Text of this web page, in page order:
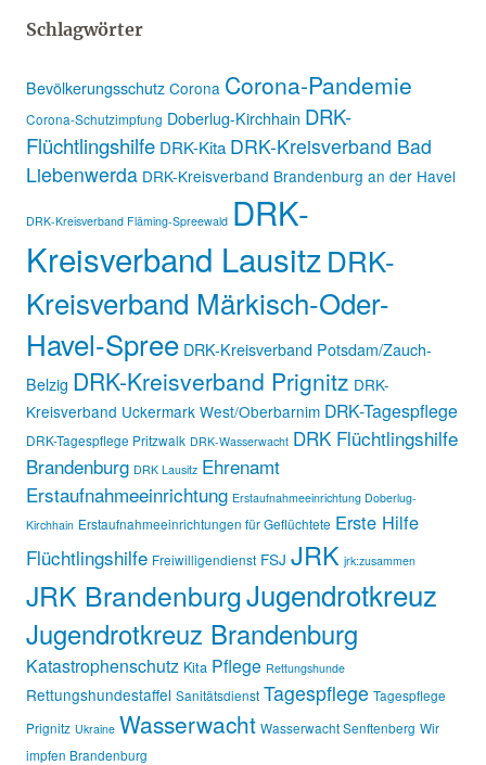
Schlagwörter
Bevölkerungsschutz Corona Corona-Pandemie
Corona-Schutzimpfung Doberlug-Kirchhain DRK-
Flüchtlingshilfe DRK-Kita DRK-Kreisverband Bad
Liebenwerda DRK-Kreisverband Brandenburg an der Havel
DRK-Kreisverband Fläming-Spreewald DRK-
Kreisverband LausitzDRK-
Kreisverband Märkisch-Oder-
Havel-Spree DRK-Kreisverband Potsdam/Zauch-
Belzig DRK-Kreisverband Prignitz DRK-
Kreisverband Uckermark West/Oberbarnim DRK-Tagespflege
DRK-Tagespflege Pritzwalk DRK-Wasserwacht DRK Flüchtlingshilfe
Brandenburg DRK Lausitz Ehrenamt
Erstaufnahmeeinrichtung Erstaufnahmeeinrichtung Doberlug-
Kirchhain Erstaufnahmeeinrichtungen für Geflüchtete Erste Hilfe
Flüchtlingshilfe Freiwilligendienst FSJ JRK jrk:zusammen
JRK BrandenburgJugendrotkreuz
Jugendrotkreuz Brandenburg
Katastrophenschutz Kita Pflege Rettungshunde
Rettungshundestaffel Sanitätsdienst Tagespflege Tagespflege
Prignitz Ukraine Wasserwacht Wasserwacht Senftenberg Wir
impfen Brandenburg